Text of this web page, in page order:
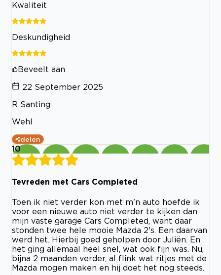
Kwaliteit
Deskundigheid
Beveelt aan
22 September 2025
R Santing
Wehl
delen
10
Tevreden met Cars Completed
Toen ik niet verder kon met m'n auto hoefde ik
voor een nieuwe auto niet verder te kijken dan
mijn vaste garage Cars Completed, want daar
stonden twee hele mooie Mazda 2's. Een daarvan
werd het. Hierbij goed geholpen door Juliën. En
het ging allemaal heel snel, wat ook fijn was. Nu,
bijna 2 maanden verder, al flink wat ritjes met de
Mazda mogen maken en hij doet het nog steeds.